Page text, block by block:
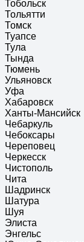
Тобольск
Тольятти
Томск
Туапсе
Тула
Тында
Тюмень
Ульяновск
Уфа
Хабаровск
Ханты-Мансийск
Чебаркуль
Чебоксары
Череповец
Черкесск
Чистополь
Чита
Шадринск
Шатура
Шуя
Элиста
Энгельс